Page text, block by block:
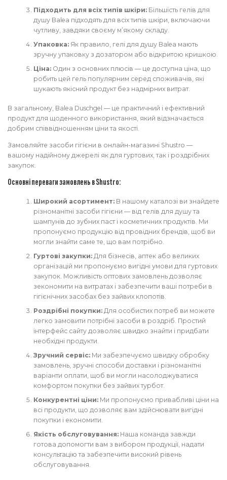
Підходить для всіх типів шкіри:Більшість гелів для
душу Balea підходять для всіх типів шкіри, включаючи
чутливу, завдяки своєму м’якому складу.
Упаковка:Як правило, гелі для душу Balea мають
зручну упаковку з дозатором або відкритою кришкою.
Ціна:Один з основних плюсів — це доступна ціна, що
робить цей гель популярним серед споживачів, які
шукають якісний продукт без надмірних витрат.
В загальному, Balea Duschgel — це практичний і ефективний
продукт для щоденного використання, який відзначається
добрим співвідношенням ціни та якості.
Замовляйте засоби гігієни в онлайн-магазині Shustro —
вашому надійному джерелі як для гуртових, так і роздрібних
закупок.
Основні переваги замовлень в Shustro:
Широкий асортимент:В нашому каталозі ви знайдете
різноманітні засоби гігієни — від гелів для душу та
шампунів до зубних паст і косметичних продуктів. Ми
пропонуємо продукцію від провідних брендів, щоб ви
могли знайти саме те, що вам потрібно.
Гуртові закупки:Для бізнесів, аптек або великих
організацій ми пропонуємо вигідні умови для гуртових
закупок. Можливість оптових замовлень дозволяє
зекономити на витратах і забезпечити ваші потреби в
гігієнічних засобах без зайвих клопотів.
Роздрібні покупки:Для особистих потреб ви можете
легко замовити потрібні засоби в роздріб. Простий
інтерфейс сайту дозволяє швидко знайти і придбати
необхідні продукти.
Зручний сервіс:Ми забезпечуємо швидку обробку
замовлень, зручні способи доставки і різноманітні
варіанти оплати, щоб ви могли насолоджуватися
комфортом покупки без зайвих турбот.
Конкурентні ціни:Ми пропонуємо привабливі ціни на
всі продукти, що дозволяє вам здійснювати вигідні
покупки і економити.
Якість обслуговування:Наша команда завжди
готова допомогти вам з вибором продукції, надати
консультацію та забезпечити високий рівень
обслуговування.